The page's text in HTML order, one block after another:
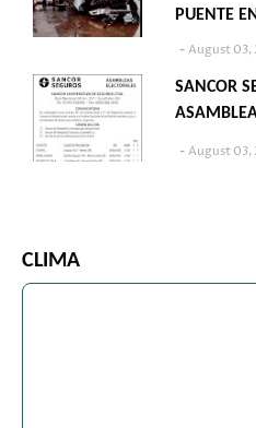
PUENTE
August 03,
SANCOR
August 03,
CLIMA